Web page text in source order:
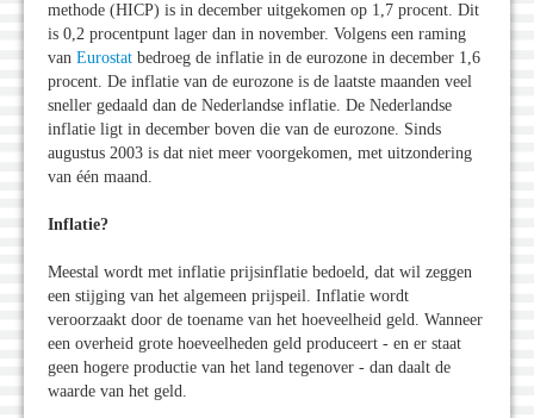
methode (HICP) is in december uitgekomen op 1,7 procent. Dit
is 0,2 procentpunt lager dan in november. Volgens een raming
van Eurostat bedroeg de inflatie in de eurozone in december 1,6
procent. De inflatie van de eurozone is de laatste maanden veel
sneller gedaald dan de Nederlandse inflatie. De Nederlandse
inflatie ligt in december boven die van de eurozone. Sinds
augustus 2003 is dat niet meer voorgekomen, met uitzondering
van één maand.
Inflatie?
Meestal wordt met inflatie prijsinflatie bedoeld, dat wil zeggen
een stijging van het algemeen prijspeil. Inflatie wordt
veroorzaakt door de toename van het hoeveelheid geld. Wanneer
een overheid grote hoeveelheden geld produceert - en er staat
geen hogere productie van het land tegenover - dan daalt de
waarde van het geld.